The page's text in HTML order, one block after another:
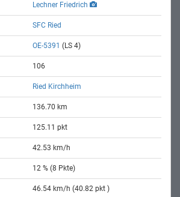
Lechner Friedrich
SFC Ried
OE-5391 (LS 4)
106
Ried Kirchheim
136.70 km
125.11 pkt
42.53 km/h
12 % (8 Pkte)
46.54 km/h (40.82 pkt )